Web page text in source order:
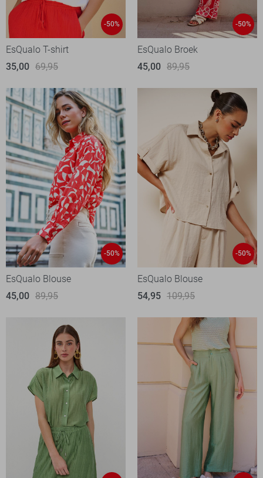
-50%
EsQualo T-shirt
35,00 69,95
-50%
EsQualo Broek
45,00 89,95
-50%
EsQualo Blouse
45,00 89,95
-50%
EsQualo Blouse
54,95 109,95